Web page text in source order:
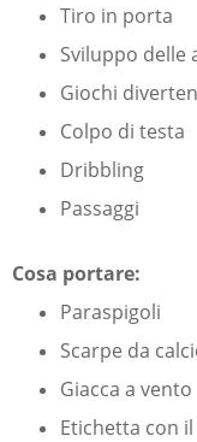
Tiro in porta
Sviluppo delle
Giochi
Colpo di testa
Dribbling
Passaggi
Cosa portare:
Paraspigoli
Scarpe da
Giacca a vento
Etichetta con